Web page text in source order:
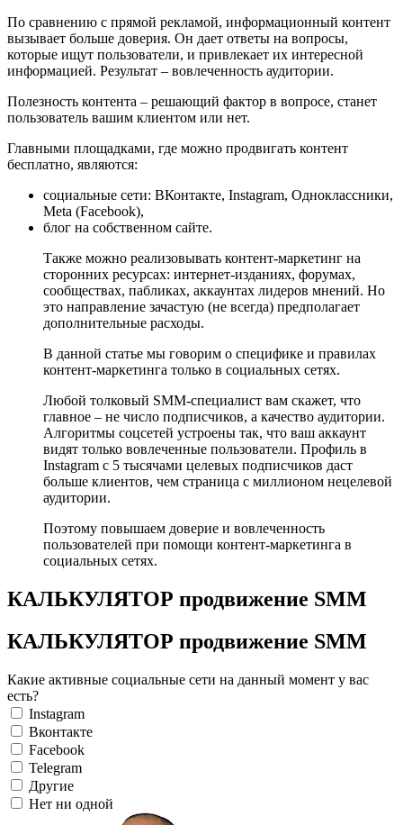
По сравнению с прямой рекламой, информационный контент
вызывает больше доверия. Он дает ответы на вопросы,
которые ищут пользователи, и привлекает их интересной
информацией. Результат – вовлеченность аудитории.
Полезность контента – решающий фактор в вопросе, станет
пользователь вашим клиентом или нет.
Главными площадками, где можно продвигать контент
бесплатно, являются:
социальные сети: ВКонтакте, Instagram, Одноклассники,
Meta (Facebook),
блог на собственном сайте.
Также можно реализовывать контент-маркетинг на
сторонних ресурсах: интернет-изданиях, форумах,
сообществах, пабликах, аккаунтах лидеров мнений. Но
это направление зачастую (не всегда) предполагает
дополнительные расходы.
В данной статье мы говорим о специфике и правилах
контент-маркетинга только в социальных сетях.
Любой толковый SMM-специалист вам скажет, что
главное – не число подписчиков, а качество аудитории.
Алгоритмы соцсетей устроены так, что ваш аккаунт
видят только вовлеченные пользователи. Профиль в
Instagram c 5 тысячами целевых подписчиков даст
больше клиентов, чем страница с миллионом нецелевой
аудитории.
Поэтому повышаем доверие и вовлеченность
пользователей при помощи контент-маркетинга в
социальных сетях.
КАЛЬКУЛЯТОР продвижение SMM
КАЛЬКУЛЯТОР продвижение SMM
Какие активные социальные сети на данный момент у вас
есть?
Instagram
Вконтакте
Facebook
Telegram
Другие
Нет ни одной